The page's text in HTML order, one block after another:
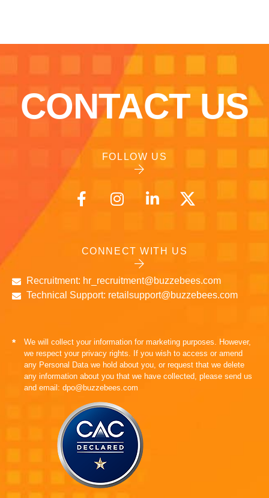
CONTACT US
FOLLOW US
CONNECT WITH US
Recruitment: hr_recruitment@buzzebees.com
Technical Support: retailsupport@buzzebees.com
*
We will collect your information for marketing purposes. However,
we respect your privacy rights. If you wish to access or amend
any Personal Data we hold about you, or request that we delete
any information about you that we have collected, please send us
and email: dpo@buzzebees.com